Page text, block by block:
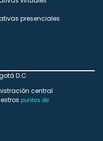
presenciales
D.C
central
puntos de